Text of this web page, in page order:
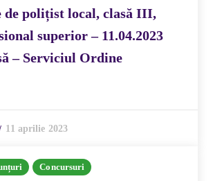
de polițist local, clasă III,
superior – 11.04.2023
– Serviciul Ordine
11 aprilie 2023
Concursuri